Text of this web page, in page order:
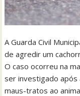
A Guarda Civil
de agredir um
O caso ocorreu na
ser investigado após
maus-tratos ao